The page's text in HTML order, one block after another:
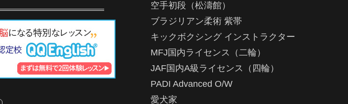
空手初段（松濤館）
ブラジリアン柔術 紫帯
キックボクシング インストラクター
MFJ国内ライセンス（二輪）
JAF国内A級ライセンス（四輪）
PADI Advanced O/W
愛犬家